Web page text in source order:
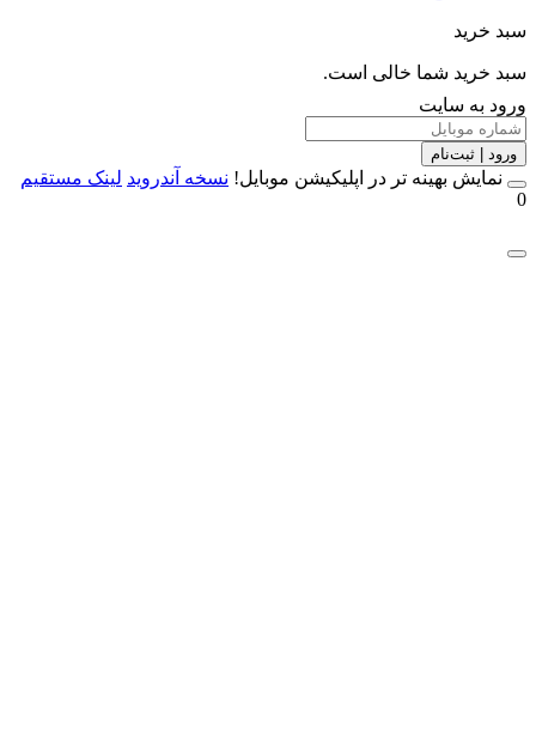
خرید شما خالی است.
به سایت
| ثبت‌نام
بهینه تر در اپلیکیشن موبایل!نسخه آندروید لینک مستقیم